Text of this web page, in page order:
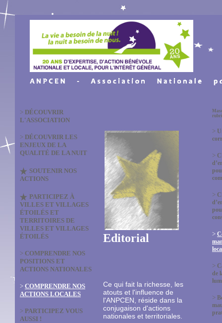
> DÉCOUVRIR
L'ASSOCIATION
> DÉCOUVRIR LES
ENJEUX DE LA
QUALITÉ DE LA NUIT
SOUTENIR NOS
ACTIONS
PARTICIPEZ À
VILLES ET VILLAGES
ÉTOILÉS ET
TERRITOIRES DE
VILLES ET VILLAGES
ÉTOILÉS
> COMPRENDRE NOS
POSITIONS ET
ACTIONS NATIONALES
> COMPRENDRE NOS
ACTIONS LOCALES
> PARTICIPEZ VOUS
AUSSI !
Editorial
Ce qui fait la richesse, les
atouts et l'influence de
l'ANPCEN, réside dans la
conjugaison d'actions
nationales et territoriales.
>
>
>
>
>
de
>